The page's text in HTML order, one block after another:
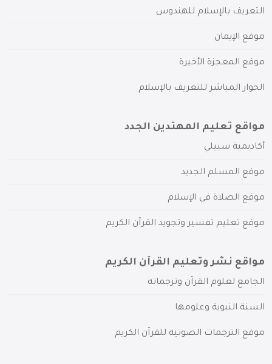
التعريف بالإسلام للهندوس
موقع الإيمان
موقع المعجزة الأخيرة
الحوار المباشر للتعريف بالإسلام
مواقع تعليم المهتدين الجدد
أكاديمية سبيلي
موقع المسلم الجديد
موقع الصلاة في الإسلام
موقع تعليم تفسير وتجويد القرآن الكريم
مواقع نشر وتعليم القرآن الكريم
الجامع لعلوم القرآن وترجماته
السنة النبوية وعلومها
موقع الترجمات الصوتية للقرآن الكريم